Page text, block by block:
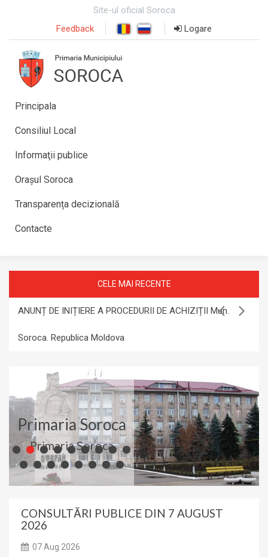
Site-ul oficial Soroca
Feedback
Logare
Principala
Consiliul Local
Informaţii publice
Orașul Soroca
Transparența decizională
Contacte
CELE MAI RECENTE
ANUNȚ DE INIȚIERE A PROCEDURII DE ACHIZIȚII Mun.
Soroca. Republica Moldova
Primaria Soroca
Primaria Soroca
CONSULTĂRI PUBLICE DIN 7 AUGUST
2026
07 Aug 2026